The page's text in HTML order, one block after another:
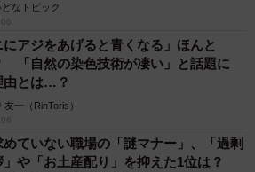
どなトピック
にアジをあげると青くなる」ほんと
「自然の染色技術が凄い」と話題に
由とは…？
友一（RinToris）
めていない職場の「謎マナー」、「過剰
」や「お土産配り」を抑えた1位は？